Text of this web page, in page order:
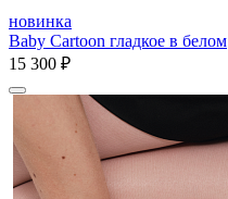
новинка
Baby Cartoon гладкое в белом
15 300 ₽